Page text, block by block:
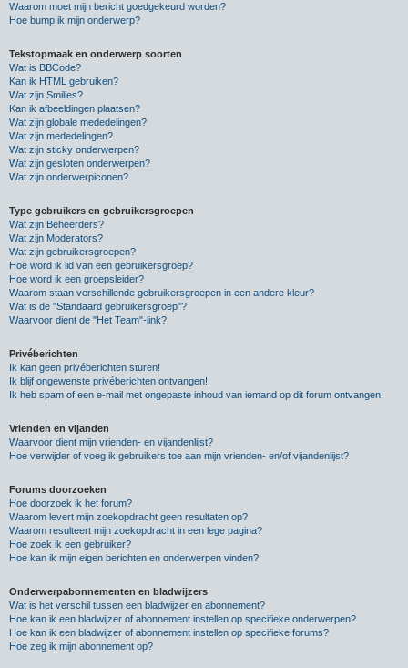
Waarom moet mijn bericht goedgekeurd worden?
Hoe bump ik mijn onderwerp?
Tekstopmaak en onderwerp soorten
Wat is BBCode?
Kan ik HTML gebruiken?
Wat zijn Smilies?
Kan ik afbeeldingen plaatsen?
Wat zijn globale mededelingen?
Wat zijn mededelingen?
Wat zijn sticky onderwerpen?
Wat zijn gesloten onderwerpen?
Wat zijn onderwerpiconen?
Type gebruikers en gebruikersgroepen
Wat zijn Beheerders?
Wat zijn Moderators?
Wat zijn gebruikersgroepen?
Hoe word ik lid van een gebruikersgroep?
Hoe word ik een groepsleider?
Waarom staan verschillende gebruikersgroepen in een andere kleur?
Wat is de "Standaard gebruikersgroep"?
Waarvoor dient de "Het Team"-link?
Privéberichten
Ik kan geen privéberichten sturen!
Ik blijf ongewenste privéberichten ontvangen!
Ik heb spam of een e-mail met ongepaste inhoud van iemand op dit forum ontvangen!
Vrienden en vijanden
Waarvoor dient mijn vrienden- en vijandenlijst?
Hoe verwijder of voeg ik gebruikers toe aan mijn vrienden- en/of vijandenlijst?
Forums doorzoeken
Hoe doorzoek ik het forum?
Waarom levert mijn zoekopdracht geen resultaten op?
Waarom resulteert mijn zoekopdracht in een lege pagina?
Hoe zoek ik een gebruiker?
Hoe kan ik mijn eigen berichten en onderwerpen vinden?
Onderwerpabonnementen en bladwijzers
Wat is het verschil tussen een bladwijzer en abonnement?
Hoe kan ik een bladwijzer of abonnement instellen op specifieke onderwerpen?
Hoe kan ik een bladwijzer of abonnement instellen op specifieke forums?
Hoe zeg ik mijn abonnement op?